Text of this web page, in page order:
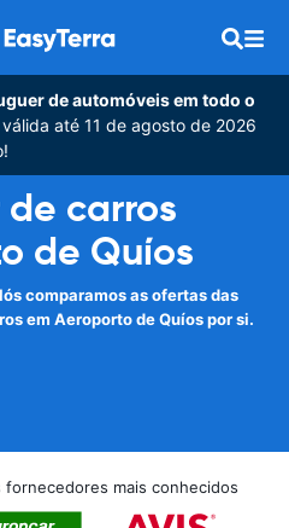
de automóveis em todo o
até 11 de agosto de 2026
carros
de Quíos
comparamos as ofertas das
em Aeroporto de Quíos por si.
mais conhecidos